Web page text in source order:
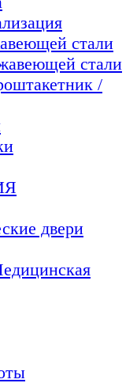
стали
стали
/
двери